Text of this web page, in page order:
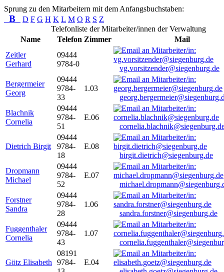
Sprung zu den Mitarbeitern mit dem Anfangsbuchstaben:
B D F G H K L M O R S Z
Telefonliste der Mitarbeiter/innen der Verwaltung
Name
Telefon Zimmer
Mail
Zeitler
Gerhard
09444
9784-0
vg.vorsitzender@siegenburg.de
Bergermeier
Georg
09444
9784-
33
1.03
Blachnik
Cornelia
09444
9784-
51
E.06
Dietrich Birgit
09444
9784-
18
E.08
birgit.dietrich@siegenburg.de
Dropmann
Michael
09444
9784-
52
E.07
Forstner
Sandra
09444
9784-
28
1.06
sandra.forstner@siegenburg.de
Fuggenthaler
Cornelia
09444
9784-
43
1.07
Götz Elisabeth
08191
9784-
E.04